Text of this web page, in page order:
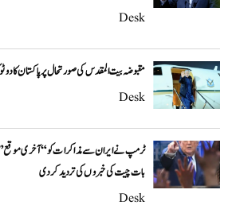
Desk
مقبوضہ بیت المقدس کی صورتحال پر پاکستان کا
Desk
ٹرمپ نے ایران سے مذاکرات کو “آخری
بات چیت کی خبروں کی تردید کر دی
Desk